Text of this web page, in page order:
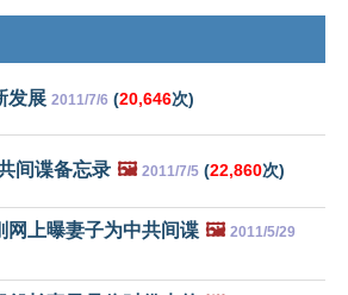
发展 2011/7/6 (20,646次)
间谍备忘录 🖼️ 2011/7/5 (22,860次)
网上曝妻子为中共间谍 🖼️ 2011/5/29